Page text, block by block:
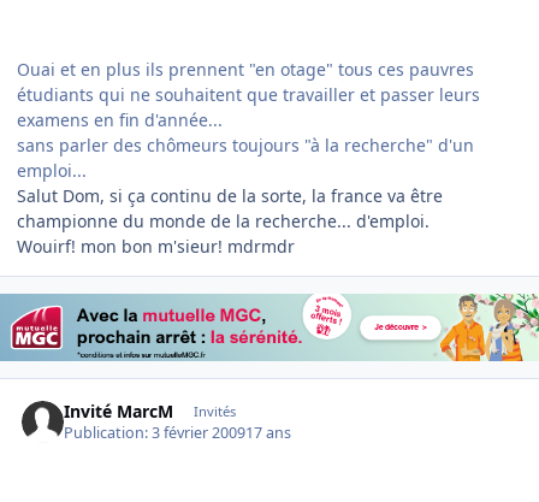
Ouai et en plus ils prennent "en otage" tous ces pauvres
étudiants qui ne souhaitent que travailler et passer leurs
examens en fin d'année...
sans parler des chômeurs toujours "à la recherche" d'un
emploi...
Salut Dom, si ça continu de la sorte, la france va être
championne du monde de la recherche... d'emploi.
Wouirf! mon bon m'sieur! mdrmdr
Invité MarcM Invités
Publication:3 février 200917 ans